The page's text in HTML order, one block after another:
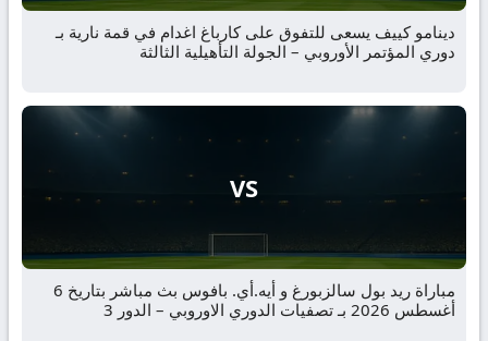
دينامو كييف يسعى للتفوق على كارباغ اغدام في قمة نارية بـ
دوري المؤتمر الأوروبي – الجولة التأهيلية الثالثة
VS
مباراة ريد بول سالزبورغ و أيه.أي. بافوس بث مباشر بتاريخ 6
أغسطس 2026 بـ تصفيات الدوري الاوروبي – الدور 3